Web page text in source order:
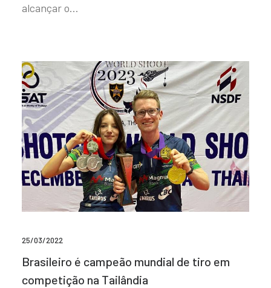
alcançar o…
25/03/2022
Brasileiro é campeão mundial de tiro em
competição na Tailândia